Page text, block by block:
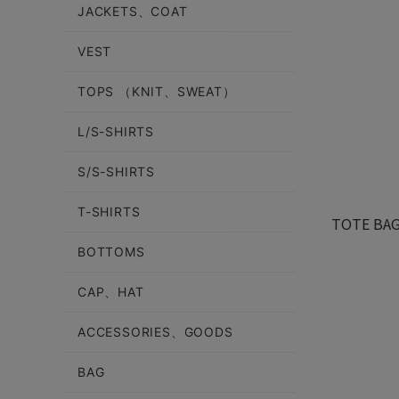
TOTE
JACKETS、COAT
VEST
TOPS （KNIT、SWEAT）
L/S-SHIRTS
S/S-SHIRTS
T-SHIRTS
BOTTOMS
CAP、HAT
ACCESSORIES、GOODS
BAG